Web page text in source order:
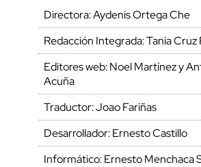
Directora: Aydenis Ortega Che
Redacción Integrada: Tania Cruz
Editores web: Noel Martínez y
Acuña
Traductor: Joao Fariñas
Desarrollador: Ernesto Castillo
Informático: Ernesto Menchaca